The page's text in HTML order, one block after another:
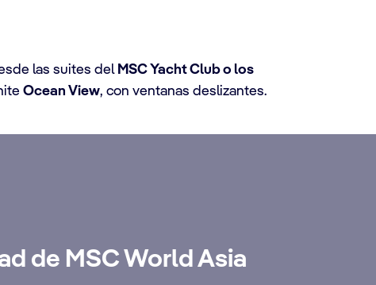
las suites del MSC Yacht Club o los
Ocean View, con ventanas deslizantes.
de MSC World Asia
bebidas